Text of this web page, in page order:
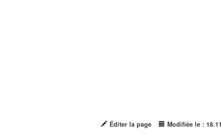
Éditer la page Modifiée le :